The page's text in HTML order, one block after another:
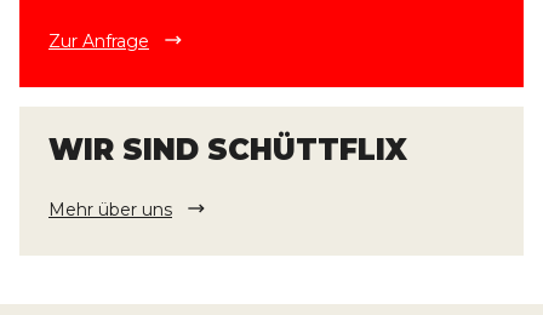
Zur Anfrage
WIR SIND SCHÜTTFLIX
Mehr über uns